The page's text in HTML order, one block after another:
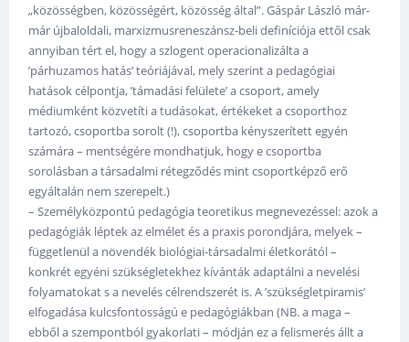
„közösségben, közösségért, közösség által”. Gáspár László már-
már újbaloldali, marxizmusreneszánsz-beli definíciója ettől csak
annyiban tért el, hogy a szlogent operacionalizálta a
’párhuzamos hatás’ teóriájával, mely szerint a pedagógiai
hatások célpontja, ’támadási felülete’ a csoport, amely
médiumként közvetíti a tudásokat, értékeket a csoporthoz
tartozó, csoportba sorolt (!), csoportba kényszerített egyén
számára – mentségére mondhatjuk, hogy e csoportba
sorolásban a társadalmi rétegződés mint csoportképző erő
egyáltalán nem szerepelt.)
– Személyközpontú pedagógia teoretikus megnevezéssel: azok a
pedagógiák léptek az elmélet és a praxis porondjára, melyek –
függetlenül a növendék biológiai-társadalmi életkorától –
konkrét egyéni szükségletekhez kívánták adaptálni a nevelési
folyamatokat s a nevelés célrendszerét is. A ’szükségletpiramis’
elfogadása kulcsfontosságú e pedagógiákban (NB. a maga –
ebből a szempontból gyakorlati – módján ez a felismerés állt a